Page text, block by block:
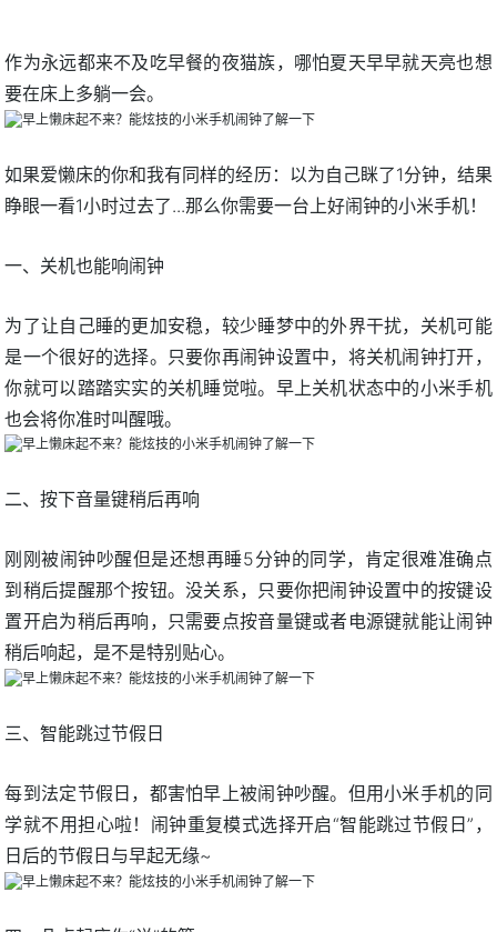
作为永远都来不及吃早餐的夜猫族，哪怕夏天早早就天亮也想
要在床上多躺一会。
如果爱懒床的你和我有同样的经历：以为自己眯了1分钟，结果
睁眼一看1小时过去了...那么你需要一台上好闹钟的小米手机！
一、关机也能响闹钟
为了让自己睡的更加安稳，较少睡梦中的外界干扰，关机可能
是一个很好的选择。只要你再闹钟设置中，将关机闹钟打开，
你就可以踏踏实实的关机睡觉啦。早上关机状态中的小米手机
也会将你准时叫醒哦。
二、按下音量键稍后再响
刚刚被闹钟吵醒但是还想再睡5分钟的同学，肯定很难准确点
到稍后提醒那个按钮。没关系，只要你把闹钟设置中的按键设
置开启为稍后再响，只需要点按音量键或者电源键就能让闹钟
稍后响起，是不是特别贴心。
三、智能跳过节假日
每到法定节假日，都害怕早上被闹钟吵醒。但用小米手机的同
学就不用担心啦！闹钟重复模式选择开启“智能跳过节假日”，
日后的节假日与早起无缘~